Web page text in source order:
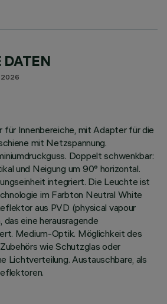
DATEN
für Innenbereiche, mit Adapter für die
mit Netzspannung.
Doppelt schwenkbar:
und Neigung um 90° horizontal.
integriert. Die Leuchte ist
im Farbton Neutral White
aus PVD (physical vapour
eine herausragende
Medium-Optik. Möglichkeit des
wie Schutzglas oder
Lichtverteilung. Austauschbare, als